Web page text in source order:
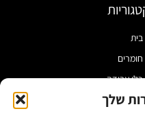
שלך
בית
חומרים
כלי עבודה
מוצרי הלחמה